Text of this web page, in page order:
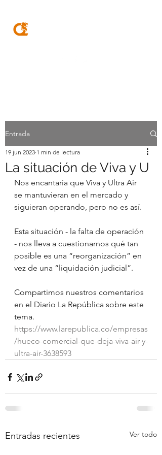
Entrada
La situación de Viva y U
19 jun 2023 1 min de lectura
Nos encantaría que Viva y Ultra Air
se mantuvieran en el mercado y
siguieran operando, pero no es así.
Esta situación - la falta de operación
- nos lleva a cuestionarnos qué tan
posible es una “reorganización” en
vez de una “liquidación judicial”.
Compartimos nuestros comentarios
en el Diario La República sobre este
tema.
https://www.larepublica.co/empresas
/hueco-comercial-que-deja-viva-air-y-
ultra-air-3638593
Entradas recientes Ver todo